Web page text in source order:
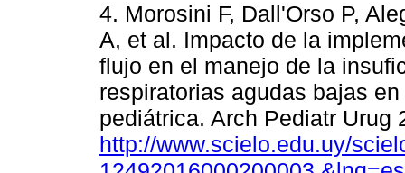
4. Morosini F, Dall'Orso P,
A, et al. Impacto de la
flujo en el manejo de la
respiratorias agudas bajas
pediátrica. Arch Pediatr Urug
http://www.scielo.edu.uy/